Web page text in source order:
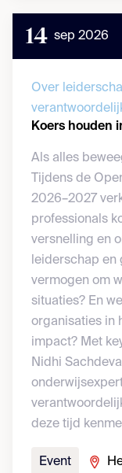
14 sep 2026
Over
Koers houden
Als alles
Tijdens de
2026–2027
professionals
versnelling en
leiderschap en
vermogen om
situaties? En
organisaties in
impact? Met
Nidhi
deze tijd
Event